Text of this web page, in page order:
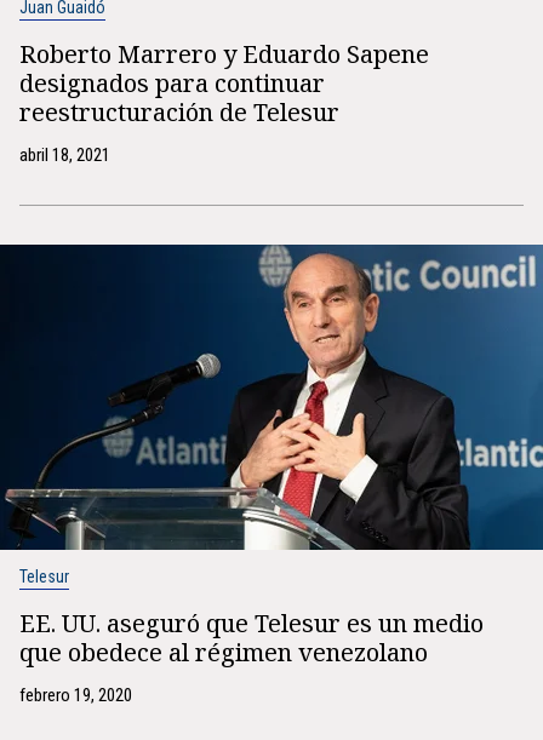
Juan Guaidó
Roberto Marrero y Eduardo Sapene
designados para continuar
reestructuración de Telesur
abril 18, 2021
Telesur
EE. UU. aseguró que Telesur es un medio
que obedece al régimen venezolano
febrero 19, 2020